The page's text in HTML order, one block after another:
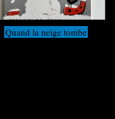
Quand la neige tombe